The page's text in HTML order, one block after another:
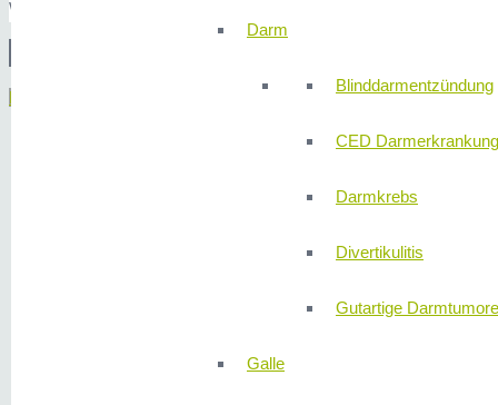
Darm
Blinddarmentzündung
CED Darmerkrankung
Darmkrebs
Divertikulitis
Gutartige Darmtumore
Galle
Willkommen in den Behandlungsräumen der Abteilung für Innere
Menü